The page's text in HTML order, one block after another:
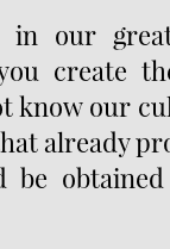
in our
create
know our
already
be